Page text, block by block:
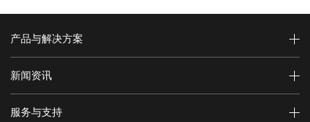
产品与解决方案
新闻资讯
服务与支持